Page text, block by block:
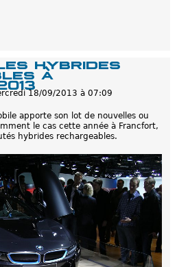
hybrides
à
18/09/2013 à 07:09
apporte son lot de nouvelles ou
le cas cette année à Francfort,
hybrides rechargeables.